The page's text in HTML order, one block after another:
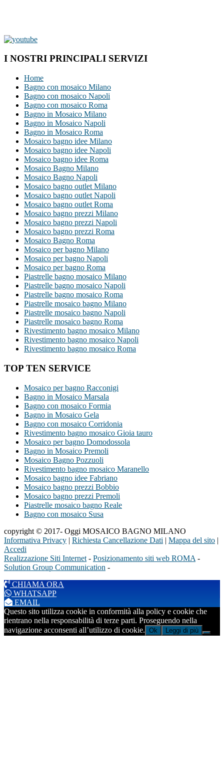
I NOSTRI PRINCIPALI SERVIZI
Home
Bagno con mosaico Milano
Bagno con mosaico Napoli
Bagno con mosaico Roma
Bagno in Mosaico Milano
Bagno in Mosaico Napoli
Bagno in Mosaico Roma
Mosaico bagno idee Milano
Mosaico bagno idee Napoli
Mosaico bagno idee Roma
Mosaico Bagno Milano
Mosaico Bagno Napoli
Mosaico bagno outlet Milano
Mosaico bagno outlet Napoli
Mosaico bagno outlet Roma
Mosaico bagno prezzi Milano
Mosaico bagno prezzi Napoli
Mosaico bagno prezzi Roma
Mosaico Bagno Roma
Mosaico per bagno Milano
Mosaico per bagno Napoli
Mosaico per bagno Roma
Piastrelle bagno mosaico Milano
Piastrelle bagno mosaico Napoli
Piastrelle bagno mosaico Roma
Piastrelle mosaico bagno Milano
Piastrelle mosaico bagno Napoli
Piastrelle mosaico bagno Roma
Rivestimento bagno mosaico Milano
Rivestimento bagno mosaico Napoli
Rivestimento bagno mosaico Roma
TOP TEN SERVICE
Mosaico per bagno Racconigi
Bagno in Mosaico Marsala
Bagno con mosaico Formia
Bagno in Mosaico Gela
Bagno con mosaico Corridonia
Rivestimento bagno mosaico Gioia tauro
Mosaico per bagno Domodossola
Bagno in Mosaico Premoli
Mosaico Bagno Pozzuoli
Rivestimento bagno mosaico Maranello
Mosaico bagno idee Fabriano
Mosaico bagno prezzi Bobbio
Mosaico bagno prezzi Premoli
Piastrelle mosaico bagno Reale
Bagno con mosaico Susa
copyright © 2017- Oggi MOSAICO BAGNO MILANO
Informativa Privacy | Richiesta Cancellazione Dati | Mappa del sito |
Accedi
Realizzazione Siti Internet - Posizionamento siti web ROMA -
Solution Group Communication -
CHIAMA ORA
WHATSAPP
EMAIL
Questo sito utilizza cookie in conformità alla policy e cookie che
rientrano nella responsabilità di terze parti. Proseguendo nella
navigazione acconsenti all’utilizzo di cookie. Ok Leggi di più